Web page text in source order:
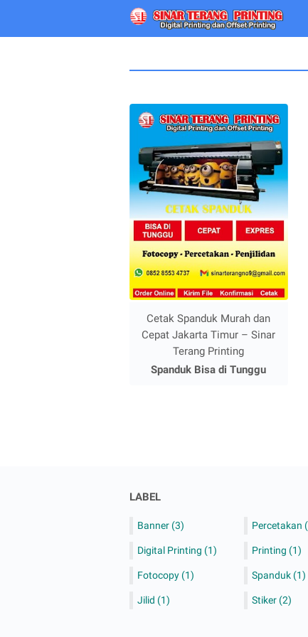
Cetak Spanduk Murah dan
Cepat Jakarta Timur – Sinar
Terang Printing
Spanduk Bisa di Tunggu
LABEL
Banner (3)
Digital Printing (1)
Fotocopy (1)
Jilid (1)
Percetakan
Printing (1)
Spanduk (1)
Stiker (2)